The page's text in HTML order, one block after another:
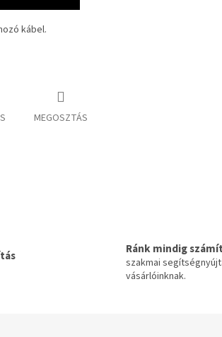
kábel.
MEGOSZTÁS
Ránk mindig
szakmai
vásárlóinknak.